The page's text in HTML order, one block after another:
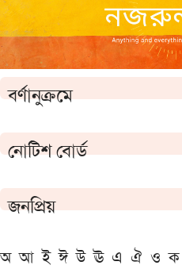
বর্ণানুক্রমে
নোটিশ বোর্ড
জনপ্রিয়
অ আ ই ঈ উ ঊ এ ঐ ও ক